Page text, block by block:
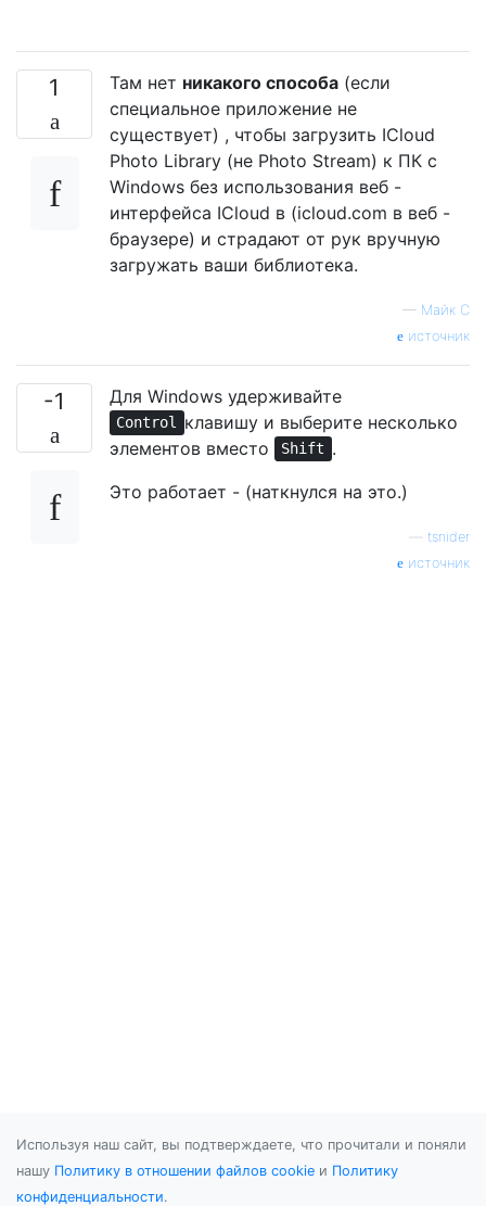
1 Там нет никакого способа (если
специальное приложение не
существует) , чтобы загрузить ICloud
Photo Library (не Photo Stream) к ПК с
Windows без использования веб -
интерфейса ICloud в (icloud.com в веб -
браузере) и страдают от рук вручную
загружать ваши библиотека.
— Майк С
источник
-1 Для Windows удерживайте
Control клавишу и выберите несколько
элементов вместо
Shift .
Это работает - (наткнулся на это.)
tsnider
источник
Используя наш сайт, вы подтверждаете, что прочитали и поняли
нашу Политику в отношении файлов cookie и Политику
конфиденциальности.